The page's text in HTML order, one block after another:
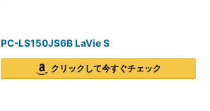
PC-LS150JS6B LaVie S
クリックして今すぐチェック